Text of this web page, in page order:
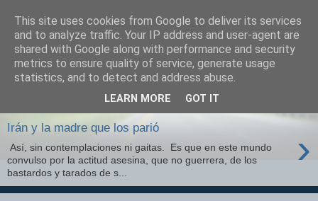
Izquierda Plural
Desde Cuenca para el mundo
Irán y la madre que los parió ›
Así, sin contemplaciones ni gaitas. Es que en este mundo
convulso por la actitud asesina, que no guerrera, de los
bastardos y tarados de s...
This site uses cookies from Google to deliver its services
and to analyze traffic. Your IP address and user-agent are
shared with Google along with performance and security
metrics to ensure quality of service, generate usage
statistics, and to detect and address abuse.
LEARN MORE GOT IT